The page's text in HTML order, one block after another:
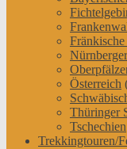
Österreich
Thüringer
Tschechien
Trekkingtouren/